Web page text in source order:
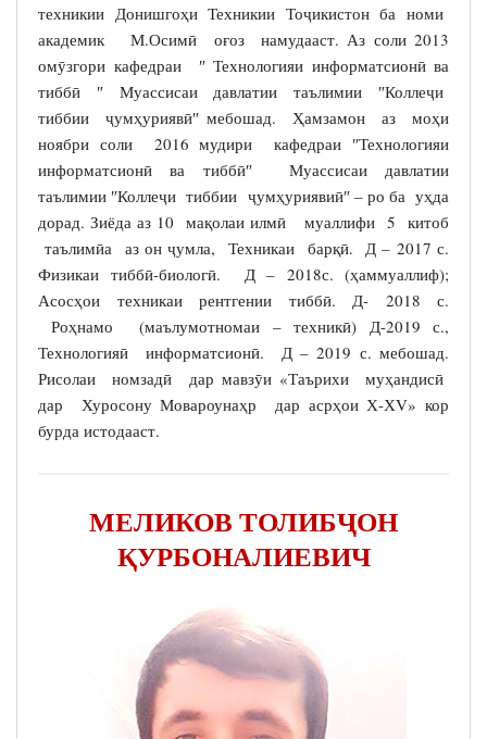
техникии Донишгоҳи Техникии Тоҷикистон ба номи
академик М.Осимӣ оғоз намудааст. Аз соли 2013
омӯзгори кафедраи ″ Технологияи информатсионӣ ва
тиббӣ ″ Муассисаи давлатии таълимии ″Коллеҷи
тиббии ҷумҳуриявӣ″ мебошад. Ҳамзамон аз моҳи
ноябри соли 2016 мудири кафедраи ″Технологияи
информатсионӣ ва тиббӣ″ Муассисаи давлатии
таълимии ″Коллеҷи тиббии ҷумҳуриявиӣ″ – ро ба уҳда
дорад. Зиёда аз 10 мақолаи илмӣ муаллифи 5 китоб
таълимӣа аз он ҷумла, Техникаи барқӣ. Д – 2017 с.
Физикаи тиббӣ-биологӣ. Д – 2018с. (ҳаммуаллиф);
Асосҳои техникаи рентгении тиббӣ. Д- 2018 с.
Роҳнамо (маълумотномаи – техникӣ) Д-2019 с.,
Технологияӣ информатсионӣ. Д – 2019 с. мебошад.
Рисолаи номзадӣ дар мавзӯи «Таърихи муҳандисӣ
дар Хуросону Мовароунаҳр дар асрҳои Х-ХV» кор
бурда истодааст.
МЕЛИКОВ ТОЛИБҶОН
ҚУРБОНАЛИЕВИЧ